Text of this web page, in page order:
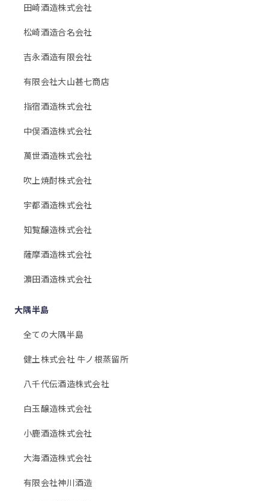
田崎酒造株式会社
松崎酒造合名会社
吉永酒造有限会社
有限会社大山甚七商店
指宿酒造株式会社
中俣酒造株式会社
萬世酒造株式会社
吹上焼酎株式会社
宇都酒造株式会社
知覧醸造株式会社
薩摩酒造株式会社
濵田酒造株式会社
大隅半島
全ての大隅半島
健土株式会社 牛ノ根蒸留所
八千代伝酒造株式会社
白玉醸造株式会社
小鹿酒造株式会社
大海酒造株式会社
有限会社神川酒造